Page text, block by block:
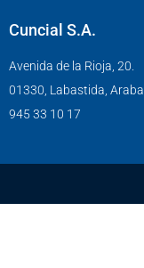
Cuncial S.A.
Avenida de la Rioja, 20.
01330, Labastida, Araba.
945 33 10 17